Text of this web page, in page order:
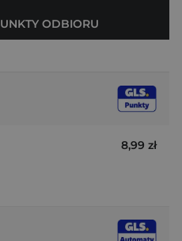
ODBIORU
8,99 zł